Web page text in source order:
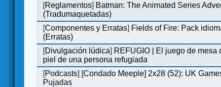
[Reglamentos] Batman: The Animated Series
(Tradumaquetadas)
[Componentes y Erratas] Fields of Fire: Pack
(Erratas)
[Divulgación lúdica] REFUGIO | El juego de mesa
piel de una persona refugiada
[Podcasts] [Condado Meeple] 2x28 (52): UK
Pujadas